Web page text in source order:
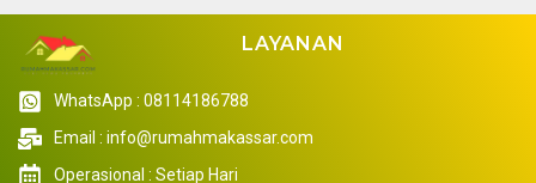
LAYANAN
WhatsApp : 08114186788
Email : info@rumahmakassar.com
Operasional : Setiap Hari